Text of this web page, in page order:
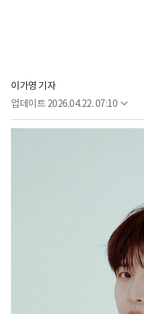
이가영 기자
업데이트 2026.04.22. 07:10